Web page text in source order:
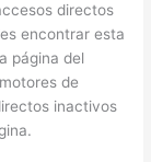
directos
encontrar esta
página del
de
inactivos